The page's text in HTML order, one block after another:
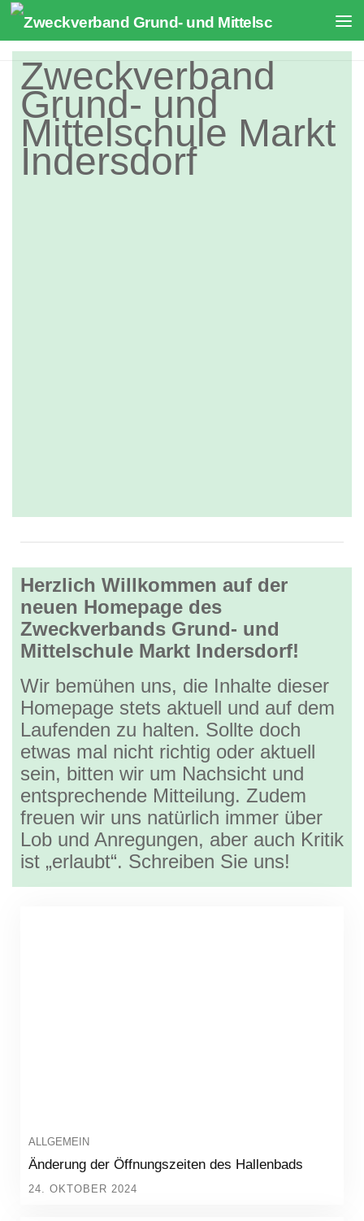
Zum Inhalt springen
Zweckverband
Grund- und
Mittelschule Markt
Indersdorf
Herzlich Willkommen auf der
neuen Homepage des
Zweckverbands Grund- und
Mittelschule Markt Indersdorf!
Wir bemühen uns, die Inhalte dieser
Homepage stets aktuell und auf dem
Laufenden zu halten. Sollte doch
etwas mal nicht richtig oder aktuell
sein, bitten wir um Nachsicht und
entsprechende Mitteilung. Zudem
freuen wir uns natürlich immer über
Lob und Anregungen, aber auch Kritik
ist „erlaubt“. Schreiben Sie uns!
ALLGEMEIN
Änderung der Öffnungszeiten des Hallenbads
24. OKTOBER 2024